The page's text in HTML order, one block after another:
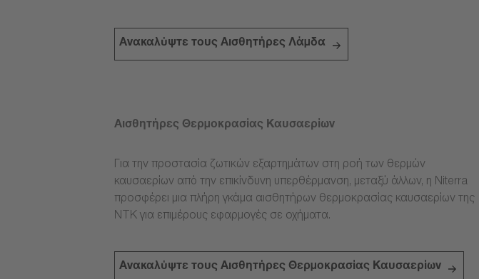
Ανακαλύψτε τους Αισθητήρες Λάμδα
Αισθητήρες Θερμοκρασίας Καυσαερίων
Για την προστασία ζωτικών εξαρτημάτων στη ροή των θερμών
καυσαερίων από την επικίνδυνη υπερθέρμανση, μεταξύ άλλων, η Niterra
προσφέρει μια πλήρη γκάμα αισθητήρων θερμοκρασίας καυσαερίων της
NTK για επιμέρους εφαρμογές σε οχήματα.
Ανακαλύψτε τους Αισθητήρες Θερμοκρασίας Καυσαερίων